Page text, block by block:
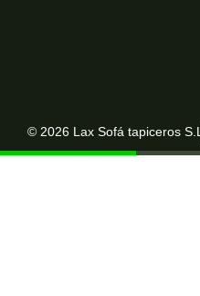
© 2026 Lax Sofá tapiceros S.L